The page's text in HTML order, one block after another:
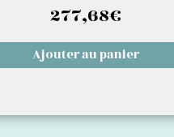
277,68€
Ajouter au panier